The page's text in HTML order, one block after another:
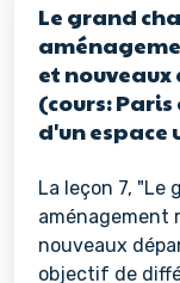
Le grand
et
(cours:
d'un espace
La leçon 7, "Le
aménagement
nouveaux
objectif de